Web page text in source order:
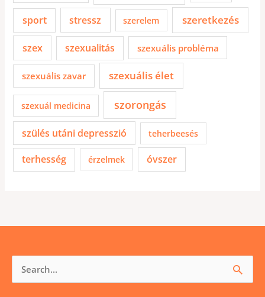
sport stressz szerelem szeretkezés
szex szexualitás szexuális probléma
szexuális zavar szexuális élet
szexuál medicina szorongás
szülés utáni depresszió teherbeesés
terhesség érzelmek óvszer
Keresés